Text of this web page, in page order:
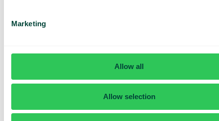
Marketing
Allow all
Allow selection
Recevez des fax directement dans votre boîte